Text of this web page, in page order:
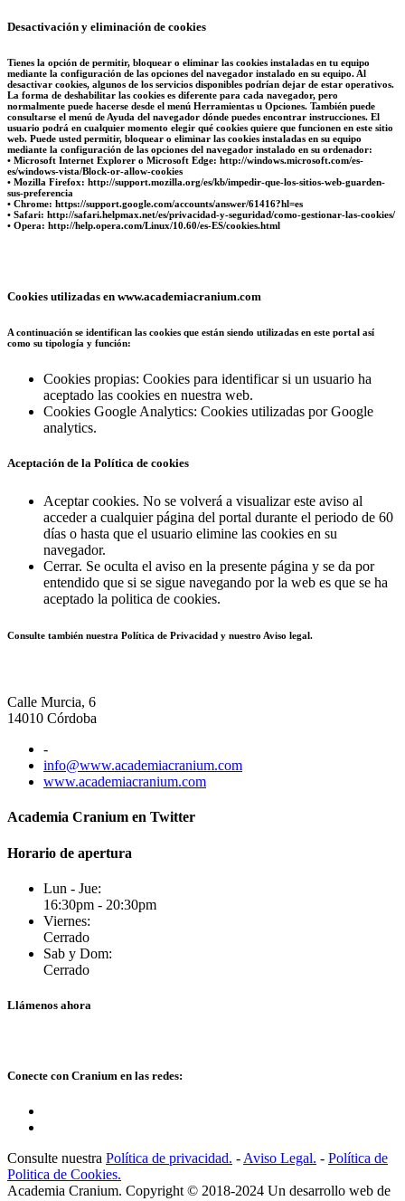
Desactivación y eliminación de cookies
Tienes la opción de permitir, bloquear o eliminar las cookies instaladas en tu equipo
mediante la configuración de las opciones del navegador instalado en su equipo. Al
desactivar cookies, algunos de los servicios disponibles podrían dejar de estar operativos.
La forma de deshabilitar las cookies es diferente para cada navegador, pero
normalmente puede hacerse desde el menú Herramientas u Opciones. También puede
consultarse el menú de Ayuda del navegador dónde puedes encontrar instrucciones. El
usuario podrá en cualquier momento elegir qué cookies quiere que funcionen en este sitio
web. Puede usted permitir, bloquear o eliminar las cookies instaladas en su equipo
mediante la configuración de las opciones del navegador instalado en su ordenador:
• Microsoft Internet Explorer o Microsoft Edge: http://windows.microsoft.com/es-
es/windows-vista/Block-or-allow-cookies
• Mozilla Firefox: http://support.mozilla.org/es/kb/impedir-que-los-sitios-web-guarden-
sus-preferencia
• Chrome: https://support.google.com/accounts/answer/61416?hl=es
• Safari: http://safari.helpmax.net/es/privacidad-y-seguridad/como-gestionar-las-cookies/
• Opera: http://help.opera.com/Linux/10.60/es-ES/cookies.html
Cookies utilizadas en www.academiacranium.com
A continuación se identifican las cookies que están siendo utilizadas en este portal así
como su tipología y función:
Cookies propias: Cookies para identificar si un usuario ha
aceptado las cookies en nuestra web.
Cookies Google Analytics: Cookies utilizadas por Google
analytics.
Aceptación de la Política de cookies
Aceptar cookies. No se volverá a visualizar este aviso al
acceder a cualquier página del portal durante el periodo de 60
días o hasta que el usuario elimine las cookies en su
navegador.
Cerrar. Se oculta el aviso en la presente página y se da por
entendido que si se sigue navegando por la web es que se ha
aceptado la politica de cookies.
Consulte también nuestra Política de Privacidad y nuestro Aviso legal.
Calle Murcia, 6
14010 Córdoba
-
info@www.academiacranium.com
www.academiacranium.com
Academia Cranium en Twitter
Horario de apertura
Lun - Jue:
16:30pm - 20:30pm
Viernes:
Cerrado
Sab y Dom:
Cerrado
Llámenos ahora
Conecte con Cranium en las redes:
Consulte nuestra Política de privacidad. -Aviso Legal. - Política de
Politica de Cookies.
Academia Cranium. Copyright © 2018-2024 Un desarrollo web de